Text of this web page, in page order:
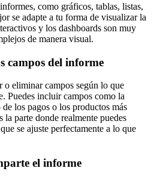
como gráficos, tablas, listas,
se adapte a tu forma de visualizar la
y los dashboards son muy
de manera visual.
campos del informe
o eliminar campos según lo que
Puedes incluir campos como la
los pagos o los productos más
la parte donde realmente puedes
se ajuste perfectamente a lo que
el informe